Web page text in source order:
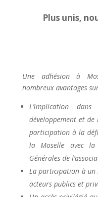
Plus unis,
Une adhésion à
nombreux avantages
L’implication
développement et
participation à la
la Moselle avec la
Générales de
La participation à un
acteurs publics et